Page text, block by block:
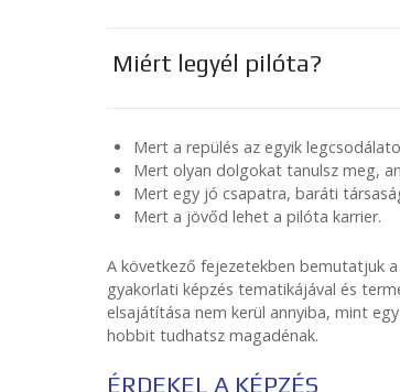
Miért legyél pilóta?
Mert a repülés az egyik
Mert olyan dolgokat tanulsz meg,
Mert egy jó csapatra, baráti
Mert a jövőd lehet a pilóta karrier.
A következő fejezetekben bemutatjuk
gyakorlati képzés tematikájával és
elsajátítása nem kerül annyiba, mint
hobbit tudhatsz magadénak.
ÉRDEKEL A KÉPZÉS